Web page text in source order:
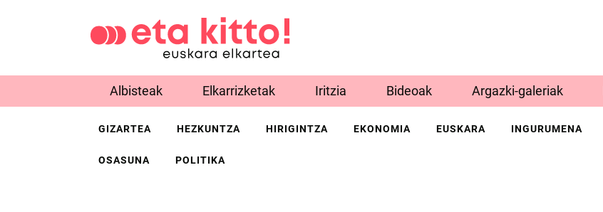
Albisteak Elkarrizketak Iritzia Bideoak Argazki-galeriak
GIZARTEA HEZKUNTZA HIRIGINTZA EKONOMIA EUSKARA INGURUMENA
OSASUNA POLITIKA